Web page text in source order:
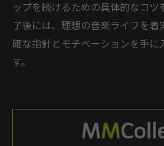
ップを続けるための具体的なコ
了後には、理想の音楽ライフを
確な指針とモチベーションを手に
す。